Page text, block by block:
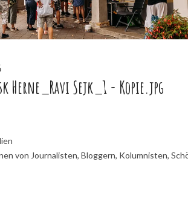
Herne_Ravi Sejk_1 - Kopie.jpg
von Journalisten, Bloggern, Kolumnisten,